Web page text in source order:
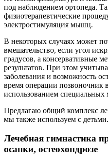
под наблюдением ортопеда.
физиотерапевтические
электростимуляция мышц.
В некоторых случаях может
вмешательство, если угол
градусов, а консервативные
результатов. При этом
заболевания и возможность
время операции позвоночник
использованием специальных
Предлагаю общий комплекс
мы также используем с детьми.
Лечебная гимнастика
осанки, остеохондрозе